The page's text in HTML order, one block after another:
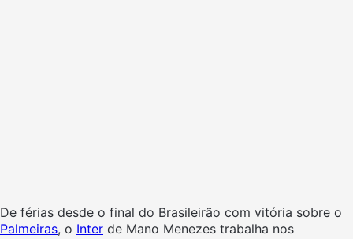
De férias desde o final do Brasileirão com vitória sobre o
Palmeiras, o Inter de Mano Menezes trabalha nos